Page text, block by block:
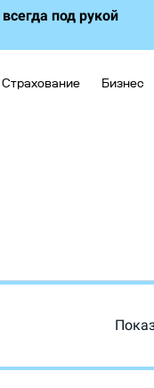
всегда под рукой
Страхование Бизнес